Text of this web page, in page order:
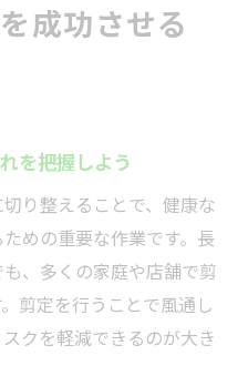
べきポイント
追加費用の確認方法
りの有無をチェック
い保証やアフターサー
任せられる業者の特徴
定とは何か
業者選びの基準
成功させる
を把握しよう
り整えることで、健康な
めの重要な作業です。長
、多くの家庭や店舗で剪
剪定を行うことで風通し
クを軽減できるのが大き